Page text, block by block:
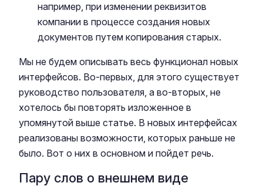
например, при изменении реквизитов
компании в процессе создания новых
документов путем копирования старых.
Мы не будем описывать весь функционал новых
интерфейсов. Во-первых, для этого существует
руководство пользователя, а во-вторых, не
хотелось бы повторять изложенное в
упомянутой выше статье. В новых интерфейсах
реализованы возможности, которых раньше не
было. Вот о них в основном и пойдет речь.
Пару слов о внешнем виде